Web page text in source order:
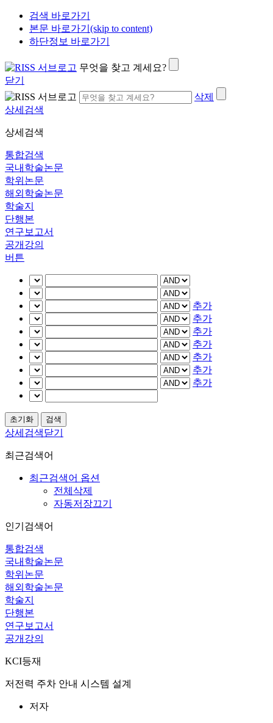
검색 바로가기
본문 바로가기(skip to content)
하단정보 바로가기
무엇을 찾고 계세요?
닫기
삭제
상세검색
상세검색
통합검색
국내학술논문
학위논문
해외학술논문
학술지
단행본
연구보고서
공개강의
버튼
추가
추가
추가
추가
추가
추가
추가
상세검색닫기
최근검색어
최근검색어 옵션
전체삭제
자동저장끄기
인기검색어
통합검색
국내학술논문
학위논문
해외학술논문
학술지
단행본
연구보고서
공개강의
KCI등재
저전력 주차 안내 시스템 설계
저자